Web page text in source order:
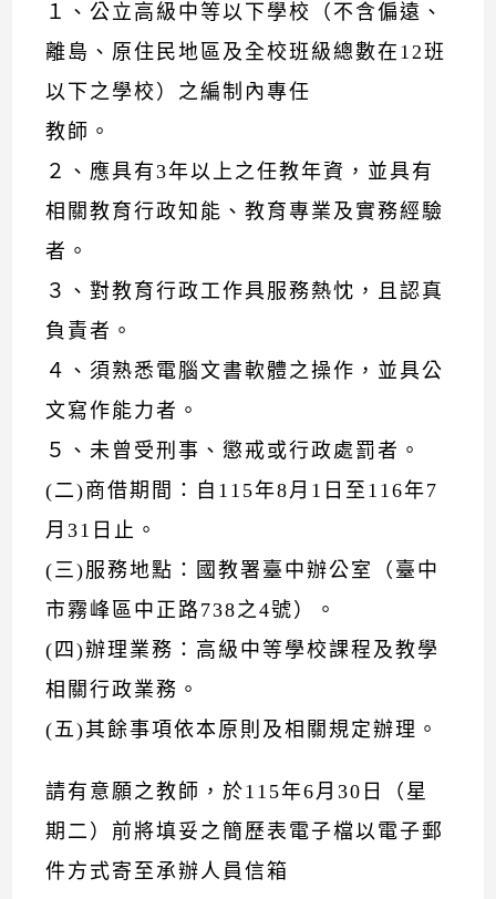
１、公立高級中等以下學校（不含偏遠、
離島、原住民地區及全校班級總數在12班
以下之學校）之編制內專任
教師。
２、應具有3年以上之任教年資，並具有
相關教育行政知能、教育專業及實務經驗
者。
３、對教育行政工作具服務熱忱，且認真
負責者。
４、須熟悉電腦文書軟體之操作，並具公
文寫作能力者。
５、未曾受刑事、懲戒或行政處罰者。
(二)商借期間：自115年8月1日至116年7
月31日止。
(三)服務地點：國教署臺中辦公室（臺中
市霧峰區中正路738之4號）。
(四)辦理業務：高級中等學校課程及教學
相關行政業務。
(五)其餘事項依本原則及相關規定辦理。
請有意願之教師，於115年6月30日（星
期二）前將填妥之簡歷表電子檔以電子郵
件方式寄至承辦人員信箱